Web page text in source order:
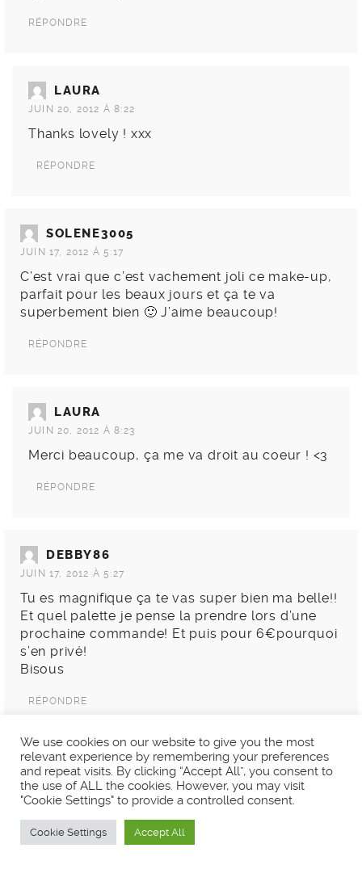
RÉPONDRE
LAURA
JUIN 20, 2012 À 8:22
Thanks lovely ! xxx
RÉPONDRE
SOLENE3005
JUIN 17, 2012 À 5:17
C’est vrai que c’est vachement joli ce make-up,
parfait pour les beaux jours et ça te va
superbement bien 🙂 J’aime beaucoup!
RÉPONDRE
LAURA
JUIN 20, 2012 À 8:23
Merci beaucoup, ça me va droit au coeur ! <3
RÉPONDRE
DEBBY86
JUIN 17, 2012 À 5:27
Tu es magnifique ça te vas super bien ma belle!!
Et quel palette je pense la prendre lors d’une
prochaine commande! Et puis pour 6€pourquoi
s’en privé!
Bisous
RÉPONDRE
LAURA
JUIN 20, 2012 À 8:23
Merci beaucoup en tous cas !
Bisous <3
We use cookies on our website to give you the most
relevant experience by remembering your preferences
and repeat visits. By clicking “Accept All”, you consent to
the use of ALL the cookies. However, you may visit
"Cookie Settings" to provide a controlled consent.
Cookie Settings Accept All